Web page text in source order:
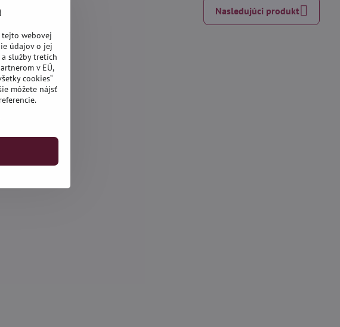
Nasledujúci produkt
tejto webovej
údajov o jej
služby tretích
v EÚ,
cookies“
môžete nájsť